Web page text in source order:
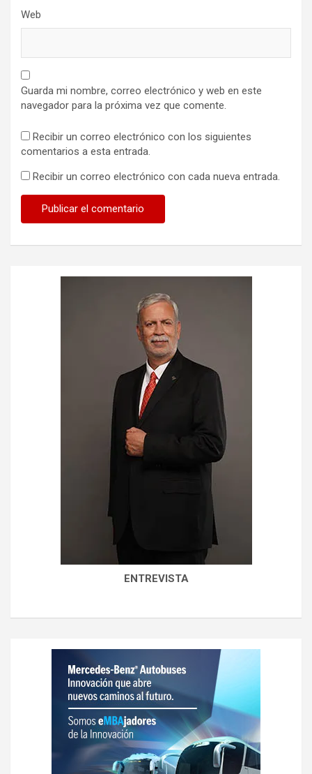
Web
Guarda mi nombre, correo electrónico y web en este
navegador para la próxima vez que comente.
Recibir un correo electrónico con los siguientes
comentarios a esta entrada.
Recibir un correo electrónico con cada nueva entrada.
ENTREVISTA